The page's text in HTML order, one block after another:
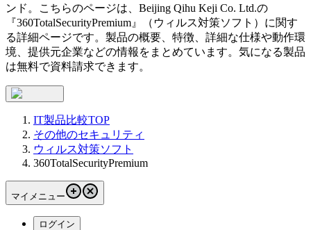
ンド。こちらのページは、 Beijing Qihu Keji Co. Ltd.の
『360TotalSecurityPremium 』（ ウィルス対策ソフト ）に関す
る詳細ページです。製品の概要、特徴、詳細な仕様や動作環
境、提供元企業などの情報をまとめています。気になる製品
は無料で資料請求できます。
IT製品比較TOP
その他のセキュリティ
ウィルス対策ソフト
360TotalSecurityPremium
マイメニュー
ログイン